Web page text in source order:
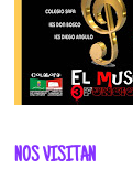
NOS VISITAN